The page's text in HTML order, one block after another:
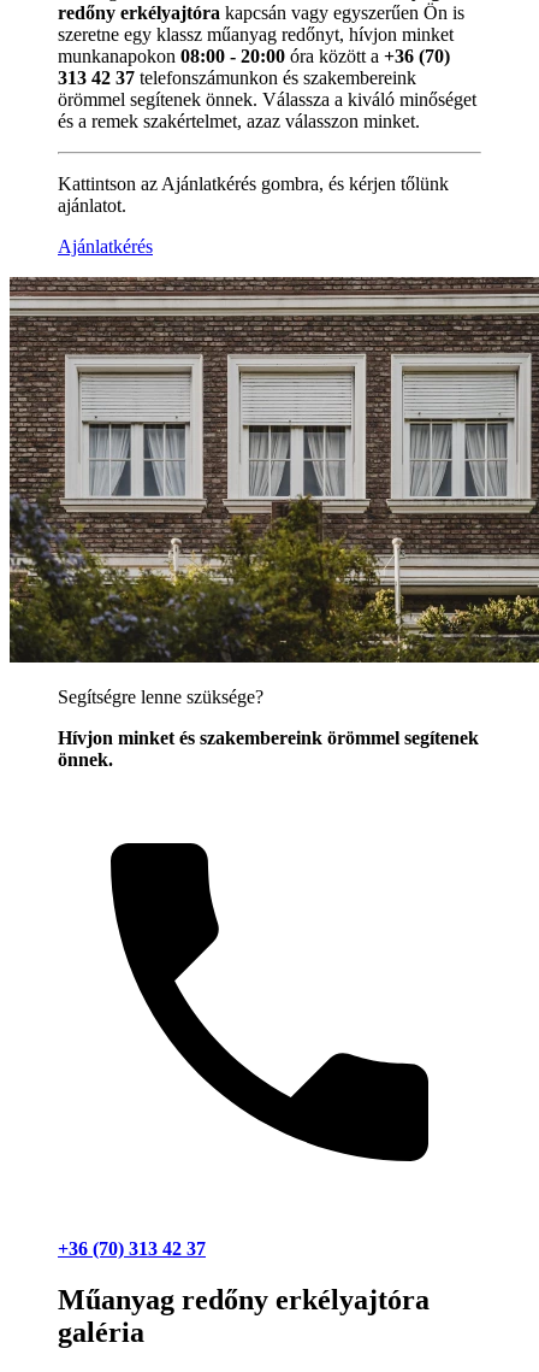
redőny erkélyajtóra kapcsán vagy egyszerűen Ön is
szeretne egy klassz műanyag redőnyt, hívjon minket
munkanapokon 08:00 - 20:00 óra között a +36 (70)
313 42 37 telefonszámunkon és szakembereink
örömmel segítenek önnek. Válassza a kiváló minőséget
és a remek szakértelmet, azaz válasszon minket.
Kattintson az Ajánlatkérés gombra, és kérjen tőlünk
ajánlatot.
Ajánlatkérés
Segítségre lenne szüksége?
Hívjon minket és szakembereink örömmel segítenek
önnek.
+36 (70) 313 42 37
Műanyag redőny erkélyajtóra
galéria